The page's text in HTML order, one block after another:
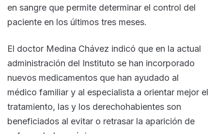
en sangre que permite determinar el control del
paciente en los últimos tres meses.
El doctor Medina Chávez indicó que en la actual
administración del Instituto se han incorporado
nuevos medicamentos que han ayudado al
médico familiar y al especialista a orientar mejor el
tratamiento, las y los derechohabientes son
beneficiados al evitar o retrasar la aparición de